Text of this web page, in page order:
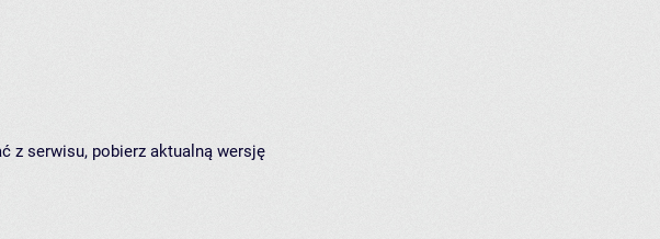
z serwisu, pobierz aktualną wersję